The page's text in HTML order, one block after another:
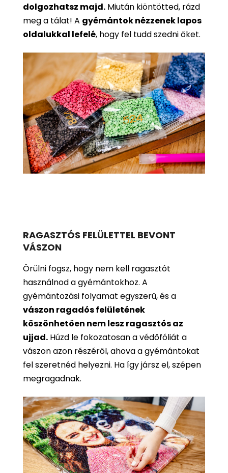
dolgozhatsz majd. Miután kiöntötted, rázd
meg a tálat! A gyémántok nézzenek lapos
oldalukkal lefelé, hogy fel tudd szedni őket.
RAGASZTÓS FELÜLETTEL BEVONT
VÁSZON
Örülni fogsz, hogy nem kell ragasztót
használnod a gyémántokhoz. A
gyémántozási folyamat egyszerű, és a
vászon ragadós felületének
köszönhetően nem lesz ragasztós az
ujjad. Húzd le fokozatosan a védőfóliát a
vászon azon részéről, ahova a gyémántokat
fel szeretnéd helyezni. Ha így jársz el, szépen
megragadnak.